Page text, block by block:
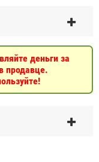
деньги за
продавце.